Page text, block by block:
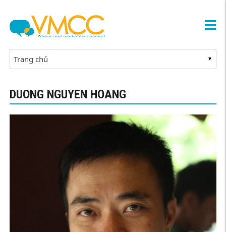
DUONG NGUYEN HOANG